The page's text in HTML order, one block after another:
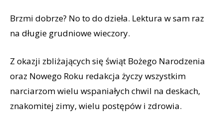
Brzmi dobrze? No to do dzieła. Lektura w sam raz
na długie grudniowe wieczory.
Z okazji zbliżających się świąt Bożego Narodzenia
oraz Nowego Roku redakcja życzy wszystkim
narciarzom wielu wspaniałych chwil na deskach,
znakomitej zimy, wielu postępów i zdrowia.